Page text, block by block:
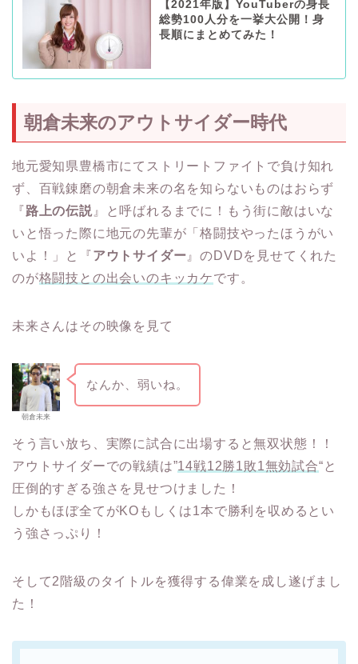
【2021年版】YouTuberの身長
総勢100人分を一挙大公開！身
長順にまとめてみた！
朝倉未来のアウトサイダー時代
地元愛知県豊橋市にてストリートファイトで負け知れ
ず、百戦錬磨の朝倉未来の名を知らないものはおらず
『路上の伝説 』と呼ばれるまでに！もう街に敵はいな
いと悟った際に地元の先輩が「格闘技やったほうがい
いよ！」と『アウトサイダー 』のDVDを見せてくれた
のが格闘技との出会いのキッカケです。
未来さんはその映像を見て
朝倉未来
なんか、弱いね。
そう言い放ち、実際に試合に出場すると無双状態！！
アウトサイダーでの戦績は”14戦12勝1敗1無効試合“と
圧倒的すぎる強さを見せつけました！
しかもほぼ全てがKOもしくは1本で勝利を収めるとい
う強さっぷり！
そして2階級のタイトルを獲得する偉業を成し遂げまし
た！